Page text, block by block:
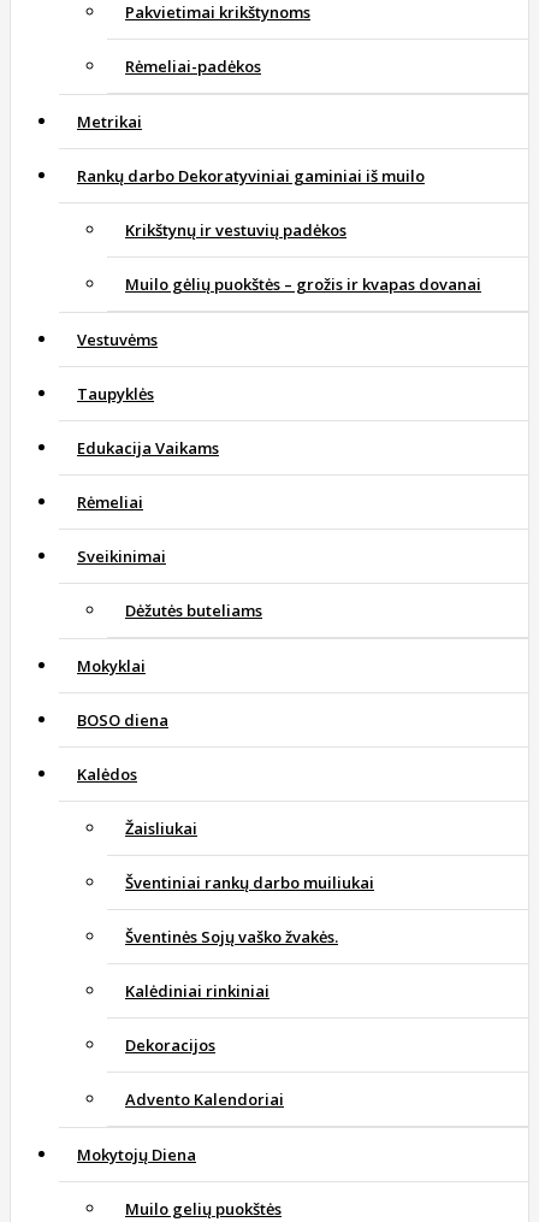
Pakvietimai krikštynoms
Rėmeliai-padėkos
Metrikai
Rankų darbo Dekoratyviniai gaminiai iš muilo
Krikštynų ir vestuvių padėkos
Muilo gėlių puokštės – grožis ir kvapas dovanai
Vestuvėms
Taupyklės
Edukacija Vaikams
Rėmeliai
Sveikinimai
Dėžutės buteliams
Mokyklai
BOSO diena
Kalėdos
Žaisliukai
Šventiniai rankų darbo muiliukai
Šventinės Sojų vaško žvakės.
Kalėdiniai rinkiniai
Dekoracijos
Advento Kalendoriai
Mokytojų Diena
Muilo gelių puokštės